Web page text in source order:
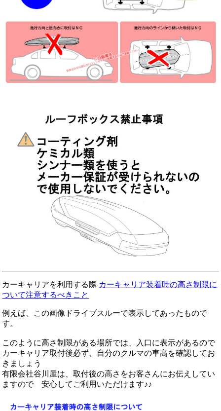
カーキャリアを利用する際 カーキャリア装着時の高さ制限に
ついて注意するべきこと
例えば、この画像ドライブスルーで表示してあったもので
す。
このように高さ制限がある場所では、入口に表示があるので
カーキャリア取付後必ず、自分のクルマの車高を確認してお
きましょう
有限会社谷川屋は、取付後の高さをお客さんにお伝えしてい
ますので 安心してご利用いただけます♪♪